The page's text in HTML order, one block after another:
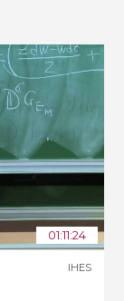
01:11:24
IHES